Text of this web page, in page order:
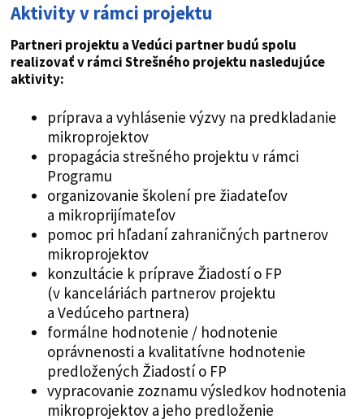
Aktivity v rámci projektu
Partneri projektu a Vedúci partner budú spolu
realizovať v rámci Strešného projektu nasledujúce
aktivity:
príprava a vyhlásenie výzvy na predkladanie
mikroprojektov
propagácia strešného projektu v rámci
Programu
organizovanie školení pre žiadateľov
a mikroprijímateľov
pomoc pri hľadaní zahraničných partnerov
mikroprojektov
konzultácie k príprave Žiadostí o FP
(v kanceláriách partnerov projektu
a Vedúceho partnera)
formálne hodnotenie / hodnotenie
oprávnenosti a kvalitatívne hodnotenie
predložených Žiadostí o FP
vypracovanie zoznamu výsledkov hodnotenia
mikroprojektov a jeho predloženie